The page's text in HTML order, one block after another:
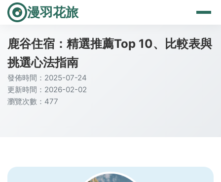
漫羽花旅
鹿谷住宿：精選推薦Top 10、比較表與
挑選心法指南
發佈時間：2025-07-24
更新時間：2026-02-02
瀏覽次數：477